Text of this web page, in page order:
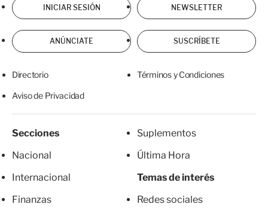
INICIAR SESIÓN NEWSLETTER
ANÚNCIATE SUSCRÍBETE
Directorio Términos y Condiciones
Aviso de Privacidad
Secciones
Nacional
Internacional
Finanzas
Suplementos
Última Hora
Temas de interés
Redes sociales